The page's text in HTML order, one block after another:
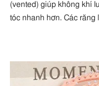
(vented) giúp không khí
tóc nhanh hơn. Các